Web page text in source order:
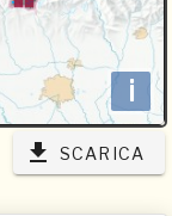
i
SCARICA